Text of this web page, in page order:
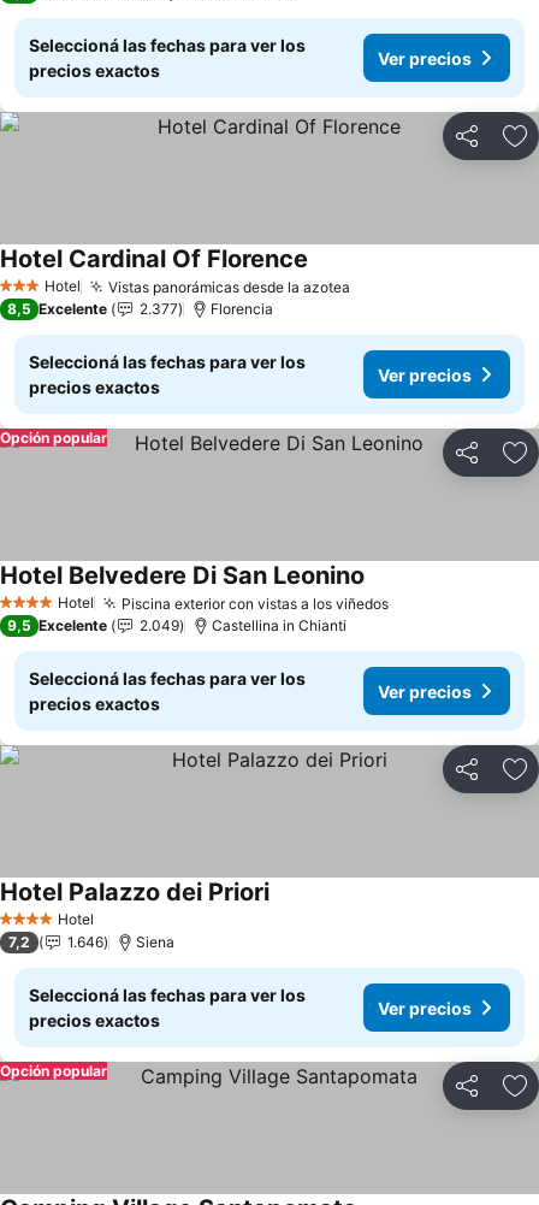
Seleccioná las fechas para ver los
precios exactos
Ver precios
Compartir
3 Estrellas
Hotel Vistas panorámicas desde la azotea
Hotel Cardinal Of Florence
8,5 Excelente 2.377 Florencia
Seleccioná las fechas para ver los
precios exactos
Ver precios
Compartir
Opción popular
4 EstrellasHotel Piscina exterior con vistas a los viñedosVer precios
Hotel Belvedere Di San Leonino
9,5 Excelente 2.049 Castellina in Chianti
Seleccioná las fechas para ver los
precios exactos
Ver precios
Compartir
4 EstrellasHotel
Hotel Palazzo dei PrioriVer precios
7,2 1.646 Siena
Seleccioná las fechas para ver los
precios exactos
Ver precios
Compartir
Opción popular